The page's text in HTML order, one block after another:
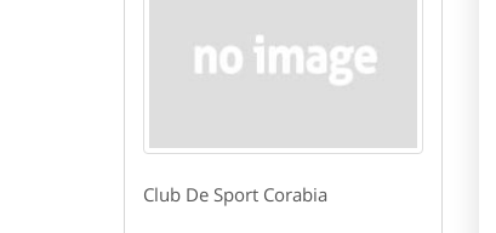
Club De Sport Corabia